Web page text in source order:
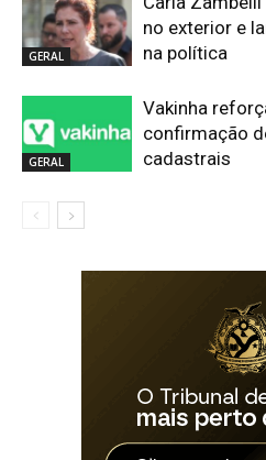
GERAL
no exterior e
na política
GERAL
Vakinha
confirmação
cadastrais